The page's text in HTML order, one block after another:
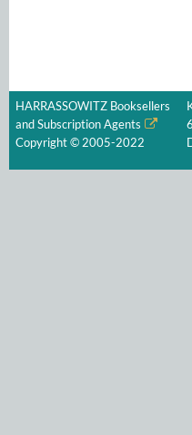
HARRASSOWITZ Booksellers
and Subscription Agents
Copyright © 2005-2022